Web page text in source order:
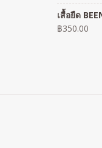
เสื้อยืด
฿350.00